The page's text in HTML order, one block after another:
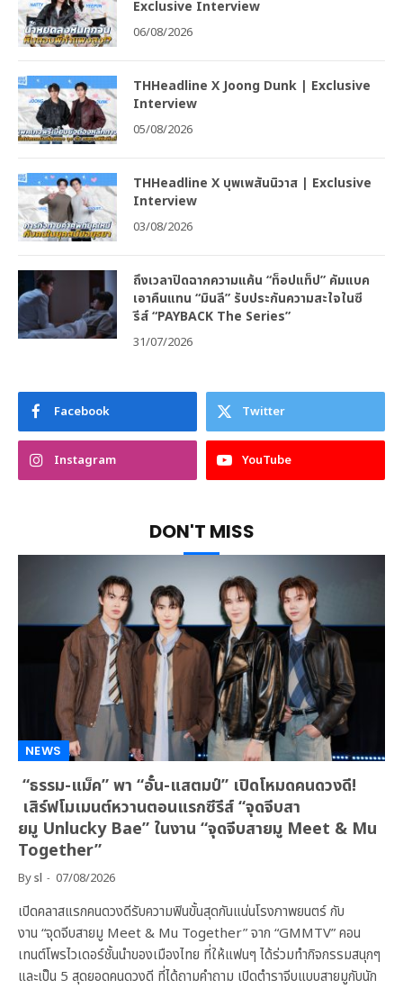
Exclusive Interview
06/08/2026
THHeadline X Joong Dunk | Exclusive
Interview
05/08/2026
THHeadline X บุพเพสันนิวาส | Exclusive
Interview
03/08/2026
ถึงเวลาปิดฉากความแค้น “ท็อปแท็ป” คัมแบค
เอาคืนแทน “มินลี” รับประกันความสะใจในซี
รีส์ “PAYBACK The Series”
31/07/2026
Facebook Twitter
Instagram YouTube
DON'T MISS
NEWS
“ธรรม-แม็ค” พา “อั๋น-แสตมป์” เปิดโหมดคนดวงดี!
เสิร์ฟโมเมนต์หวานตอนแรกซีรีส์ “จุดจีบสา
ยมู Unlucky Bae” ในงาน “จุดจีบสายมู Meet & Mu
Together”
Bysl 07/08/2026
เปิดคลาสแรกคนดวงดีรับความฟินขั้นสุดกันแน่นโรงภาพยนตร์ กับ
งาน “จุดจีบสายมู Meet & Mu Together” จาก “GMMTV” คอน
เทนต์โพรไวเดอร์ชั้นนำของเมืองไทย ที่ให้แฟนๆ ได้ร่วมทำกิจกรรมสนุกๆ
และเป็น 5 สุดยอดคนดวงดี ที่ได้ถามคำถาม เปิดตำราจีบแบบสายมูกับนัก